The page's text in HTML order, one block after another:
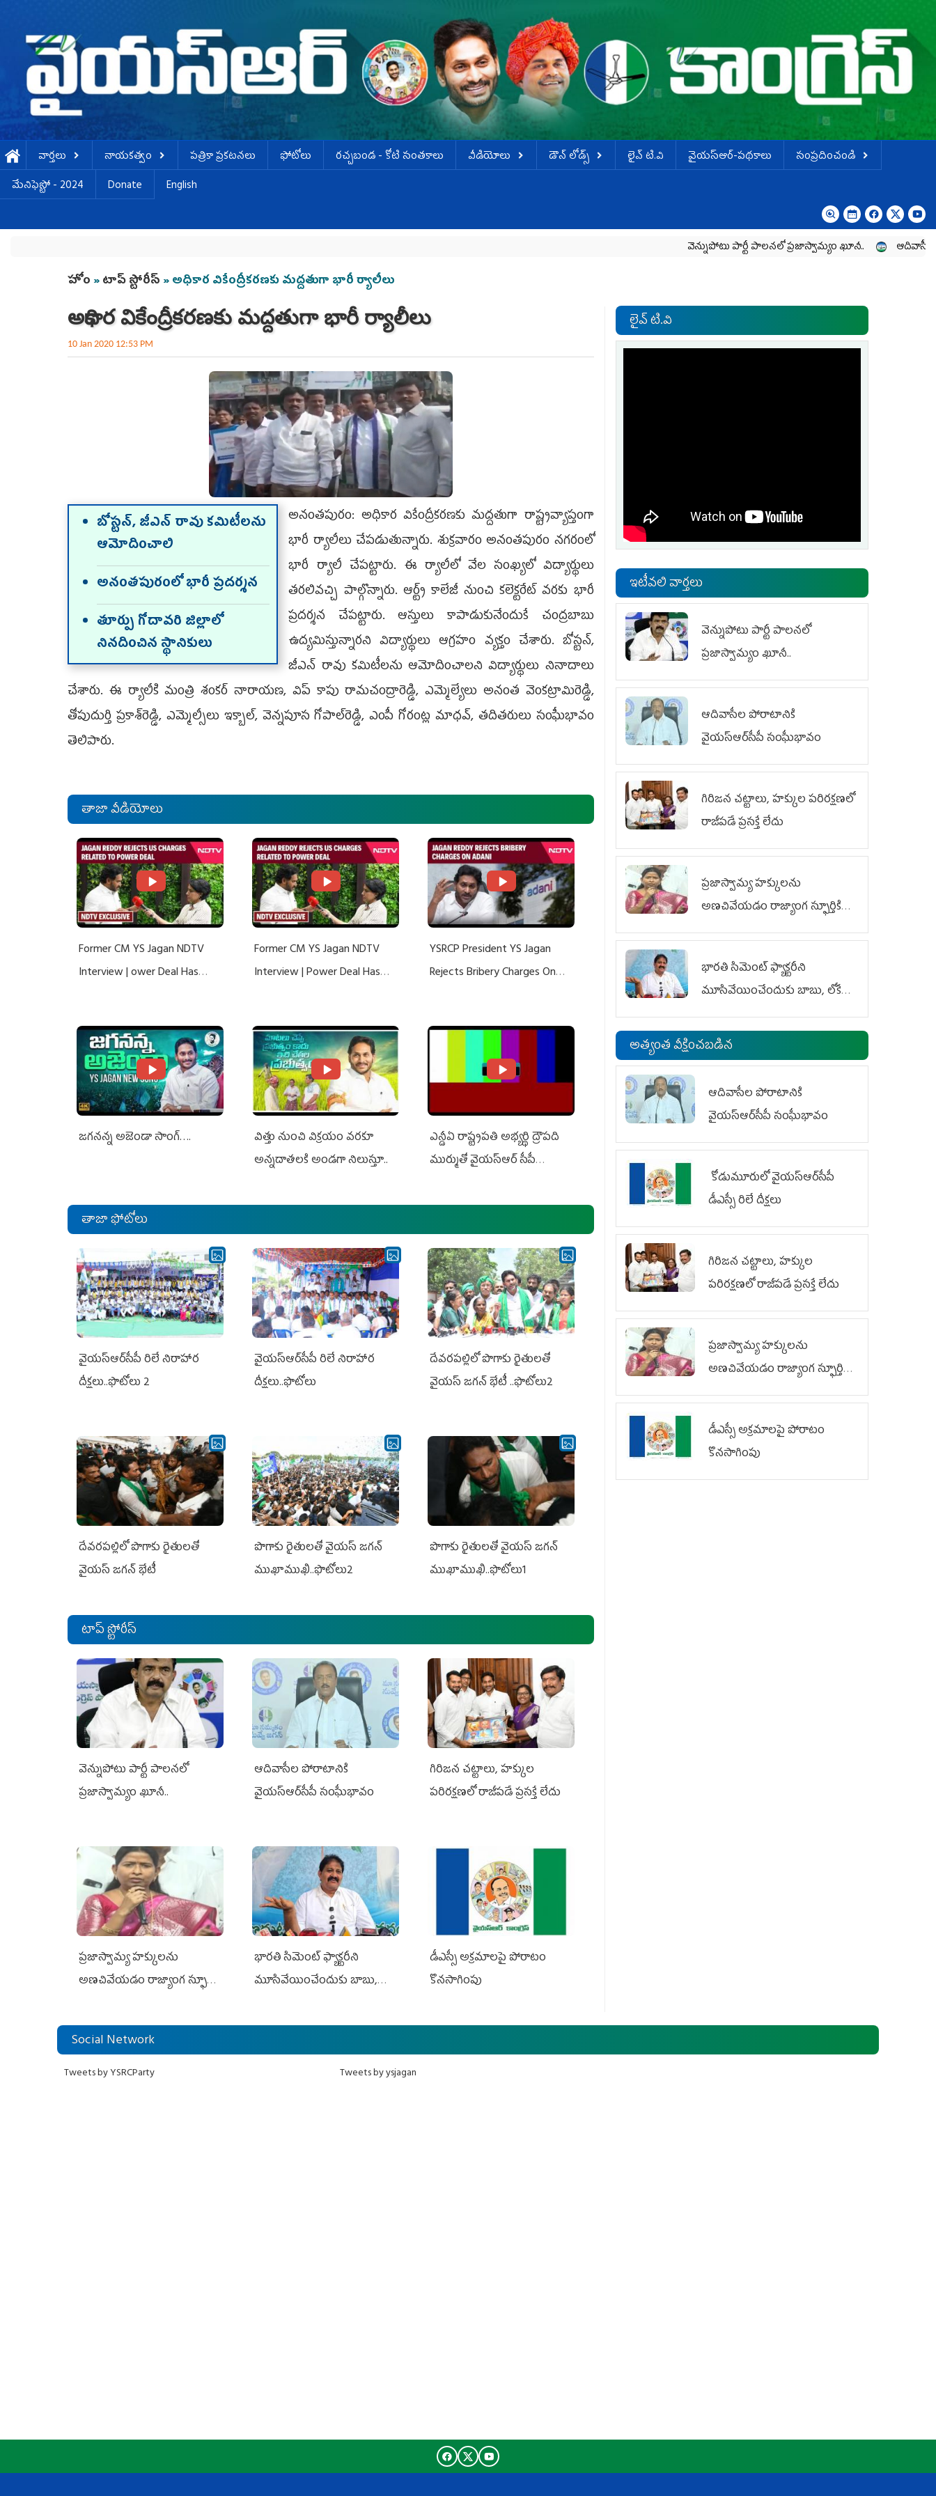
వార్తలు నాయకత్వం పత్రికా ప్రకటనలు ఫోటోలు ర‌చ్చ‌బండ‌ - కోటి సంత‌కాలు వీడియోలు డౌన్ లోడ్స్ లైవ్ టి.వి వైయస్ఆర్-పథకాలు
సంప్రదించండి
మేనిఫెస్టో - 2024
Donate English
వెన్నుపోటు పార్టీ పాలనలో ప్రజాస్వామ్యం ఖూనీ.. ఆదివాసీల పోరాటానికి
You are here
హోం »టాప్ స్టోరీస్ » అధికార వికేంద్రీకరణకు మద్దతుగా భారీ ర్యాలీలు
అధికార వికేంద్రీకరణకు మద్దతుగా భారీ ర్యాలీలు
10 Jan 2020 12:53 PM
బోస్టన్‌, జీఎన్‌ రావు కమిటీలను
ఆమోదించాలి
అనంతపురంలో భారీ ప్రదర్శన
తూర్పు గోదావరి జిల్లాలో
నినదించిన స్థానికులు
అనంతపురం: అధికార వికేంద్రీకరణకు మద్దతుగా రాష్ట్రవ్యాప్తంగా
భారీ ర్యాలీలు చేపడుతున్నారు. శుక్రవారం అనంతపురం నగరంలో
భారీ ర్యాలీ చేపట్టారు. ఈ ర్యాలీలో వేల సంఖ్యలో విద్యార్థులు
తరలివచ్చి పాల్గొన్నారు. ఆర్ట్స్‌ కాలేజీ నుంచి కలెక్టరేట్‌ వరకు భారీ
ప్రదర్శన చేపట్టారు. ఆస్తులు కాపాడుకునేందుకే చంద్రబాబు
ఉద్యమిస్తున్నారని విద్యార్థులు ఆగ్రహం వ్యక్తం చేశారు. బోస్టన్‌,
జీఎన్‌ రావు కమిటీలను ఆమోదించాలని విద్యార్థులు నినాదాలు
చేశారు. ఈ ర్యాలీకి మంత్రి శంకర్‌ నారాయణ, విప్‌ కాపు రామచంద్రారెడ్డి, ఎమ్మెల్యేలు అనంత వెంకట్రామిరెడ్డి,
తోపుదుర్తి ప్రకాశ్‌రెడ్డి, ఎమ్మెల్సీలు ఇక్బాల్‌, వెన్నపూస గోపాల్‌రెడ్డి, ఎంపీ గోరంట్ల మాధవ్‌, తదితరులు సంఘీభావం
తెలిపారు.
తాజా వీడియోలు
Former CM YS Jagan NDTV
Interview | ower Deal Has
Former CM YS Jagan NDTV
Interview | Power Deal Has
YSRCP President YS Jagan
Rejects Bribery Charges On
జగనన్న అజెండా సాంగ్….
విత్తు నుంచి విక్రయం వరకూ
అన్నదాతలకి అండగా నిలుస్తూ..
ఎన్డీఏ రాష్ట్ర‌ప‌తి అభ్య‌ర్థి ద్రౌప‌ది
ముర్ముతో వైయ‌స్ఆర్ సీపీ
ఎమ్మెల్యేలు, ఎంపీల స‌మావేశం
తాజా ఫోటోలు
వైయ‌స్ఆర్‌సీపీ రిలే నిరాహార
దీక్షలు..ఫొటోలు 2
వైయ‌స్ఆర్‌సీపీ రిలే నిరాహార
దీక్షలు..ఫొటోలు
దేవరపల్లిలో పొగాకు రైతులతో
వైయస్ జగన్ భేటీ ..ఫొటోలు2
దేవరపల్లిలో పొగాకు రైతులతో
వైయస్ జగన్ భేటీ
పొగాకు రైతుల‌తో వైయ‌స్ జ‌గ‌న్
ముఖాముఖి..ఫొటోలు2
పొగాకు రైతుల‌తో వైయ‌స్ జ‌గ‌న్
ముఖాముఖి..ఫొటోలు1
టాప్ స్టోరీస్
వెన్నుపోటు పార్టీ పాలనలో
ప్రజాస్వామ్యం ఖూనీ..
ఆదివాసీల పోరాటానికి
వైయ‌స్ఆర్‌సీపీ సంఘీభావం
గిరిజన చట్టాలు, హక్కుల
పరిరక్షణలో రాజీపడే ప్రసక్తే లేదు
ప్రజాస్వామ్య హక్కులను
అణచివేయడం రాజ్యాంగ స్ఫూర్తికి
భారతి సిమెంట్ ఫ్యాక్టరీని
మూసివేయించేందుకు బాబు,
డీఎస్సీ అక్రమాలపై పోరాటం
కొనసాగింపు
లైవ్ టి.వి
ఇటీవలి వార్తలు
వెన్నుపోటు పార్టీ పాలనలో
ప్రజాస్వామ్యం ఖూనీ..
ఆదివాసీల పోరాటానికి
వైయ‌స్ఆర్‌సీపీ సంఘీభావం
గిరిజన చట్టాలు, హక్కుల పరిరక్షణలో
రాజీపడే ప్రసక్తే లేదు
ప్రజాస్వామ్య హక్కులను
అణచివేయడం రాజ్యాంగ స్ఫూర్తికి
విరుద్ధం
భారతి సిమెంట్ ఫ్యాక్టరీని
మూసివేయించేందుకు బాబు, లోకేశ్
కుట్ర
అత్యంత వీక్షించబడిన
ఆదివాసీల పోరాటానికి
వైయ‌స్ఆర్‌సీపీ సంఘీభావం
కోడుమూరులో వైయ‌స్ఆర్‌సీపీ
డీఎస్సీ రిలే దీక్షలు
గిరిజన చట్టాలు, హక్కుల
పరిరక్షణలో రాజీపడే ప్రసక్తే లేదు
ప్రజాస్వామ్య హక్కులను
అణచివేయడం రాజ్యాంగ స్ఫూర్తికి
విరుద్ధం
డీఎస్సీ అక్రమాలపై పోరాటం
కొనసాగింపు
Social Network
Tweets by YSRCParty Tweets by ysjagan